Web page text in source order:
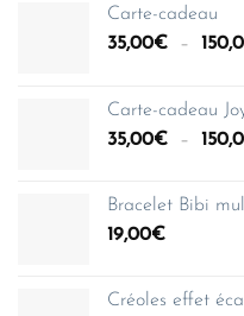
Carte-cadeau
35,00€ –
Carte-cadeau
35,00€ –
Bracelet Bibi
19,00€
Créoles effet